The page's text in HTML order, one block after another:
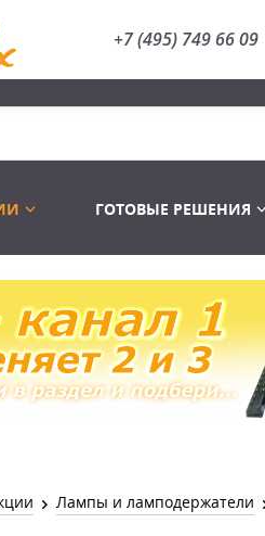
+7 (495) 749 66 09
Лампы
ГОТОВЫЕ РЕШЕНИЯ
Лампы и ламподержатели